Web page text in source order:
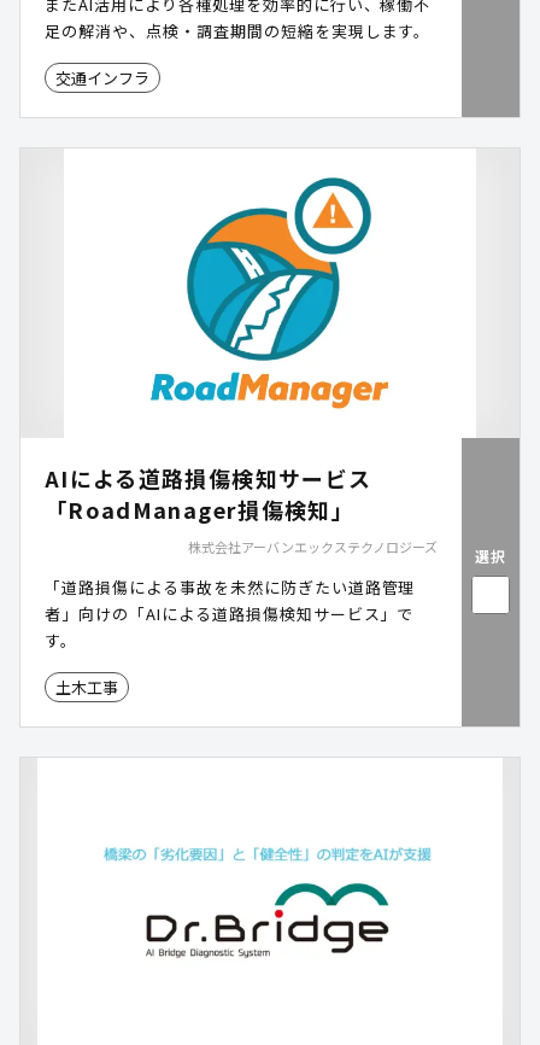
⾜の解消や、点検・調査期間の短縮を実現します。
交通インフラ
AIによる道路損傷検知サービス
「RoadManager損傷検知」
株式会社アーバンエックステクノロジーズ
「道路損傷による事故を未然に防ぎたい道路管理
者」向けの「AIによる道路損傷検知サービス」で
す。
土木工事
選択